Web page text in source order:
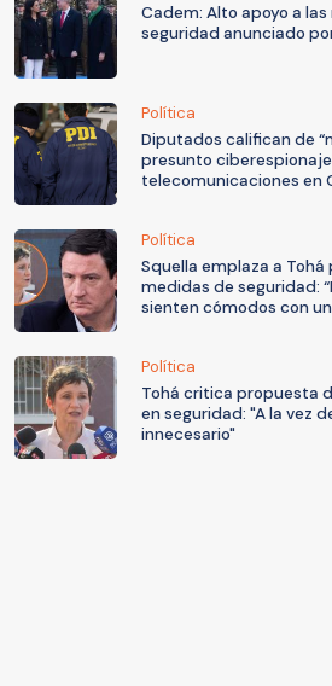
Cadem: Alto apoyo a
seguridad anunciado
Política
Diputados califican de
presunto
telecomunicaciones en
Política
Squella emplaza a
medidas de seguridad:
sienten cómodos con
Política
Tohá critica propuesta
en seguridad: "A la vez
innecesario"